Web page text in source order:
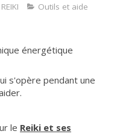
Outils et aide
énergétique
s'opère pendant une
le Reiki et ses